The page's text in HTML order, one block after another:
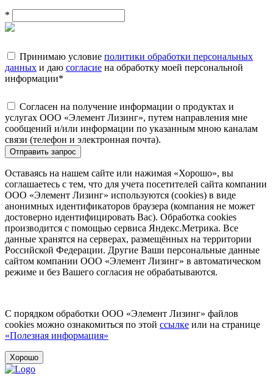
*
Принимаю условие политики обработки персональных
данных и даю согласие на обработку моей персональной
информации*
Согласен на получение информации о продуктах и
услугах ООО «Элемент Лизинг», путем направления мне
сообщений и/или информации по указанным мною каналам
связи (телефон и электронная почта).
Отправить запрос
Оставаясь на нашем сайте или нажимая «Хорошо», вы
соглашаетесь с тем, что для учета посетителей сайта компании
ООО «Элемент Лизинг» используются (cookies) в виде
анонимных идентификаторов браузера (компания не может
достоверно идентифицировать Вас). Обработка cookies
производится с помощью сервиса Яндекс.Метрика. Все
данные хранятся на серверах, размещённых на территории
Российской Федерации. Другие Ваши персональные данные
сайтом компании ООО «Элемент Лизинг» в автоматическом
режиме и без Вашего согласия не обрабатываются.
С порядком обработки ООО «Элемент Лизинг» файлов
cookies можно ознакомиться по этой ссылке или на странице
«Полезная информация»
Хорошо